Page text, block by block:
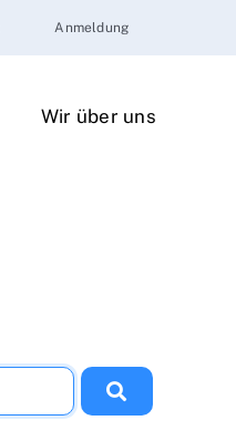
Anmeldung
Wir über uns